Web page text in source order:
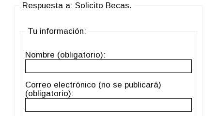
Respuesta a: Solicito Becas.
Tu información:
Nombre (obligatorio):
Correo electrónico (no se publicará)
(obligatorio):